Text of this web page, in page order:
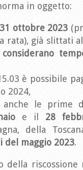
in oggetto:
31 ottobre 2023
rata), già slittati
è possibile
2024,
le prime
e il 28
della
del maggio 2023.
della